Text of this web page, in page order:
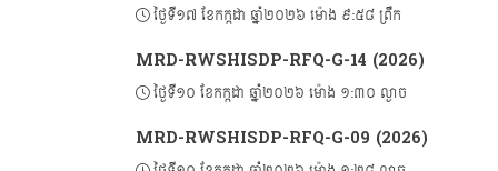
ថ្ងៃទី១៧ ខែកក្កដា ឆ្នាំ២០២៦ ម៉ោង ៩:៥៨ ព្រឹក
MRD-RWSHISDP-RFQ-G-14 (2026)
ថ្ងៃទី១០ ខែកក្កដា ឆ្នាំ២០២៦ ម៉ោង ១:៣០ ល្ងាច
MRD-RWSHISDP-RFQ-G-09 (2026)